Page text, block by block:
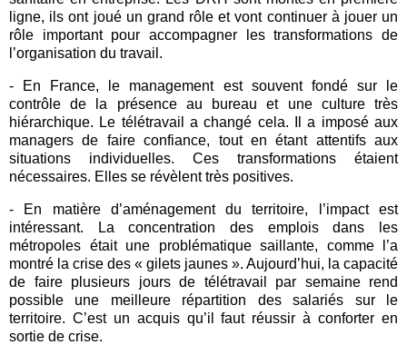
ligne, ils ont joué un grand rôle et vont continuer à jouer un
rôle important pour accompagner les transformations de
l’organisation du travail.
- En France, le management est souvent fondé sur le
contrôle de la présence au bureau et une culture très
hiérarchique. Le télétravail a changé cela. Il a imposé aux
managers de faire confiance, tout en étant attentifs aux
situations individuelles. Ces transformations étaient
nécessaires. Elles se révèlent très positives.
- En matière d’aménagement du territoire, l’impact est
intéressant. La concentration des emplois dans les
métropoles était une problématique saillante, comme l’a
montré la crise des « gilets jaunes ». Aujourd’hui, la capacité
de faire plusieurs jours de télétravail par semaine rend
possible une meilleure répartition des salariés sur le
territoire. C’est un acquis qu’il faut réussir à conforter en
sortie de crise.